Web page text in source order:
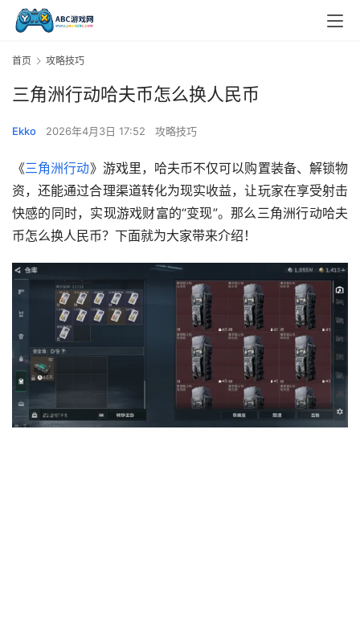
首页 攻略技巧
三角洲行动哈夫币怎么换人民币
Ekko 2026年4月3日 17:52 攻略技巧
《三角洲行动》游戏里，哈夫币不仅可以购置装备、解锁物
资，还能通过合理渠道转化为现实收益，让玩家在享受射击
快感的同时，实现游戏财富的“变现”。那么三角洲行动哈夫
币怎么换人民币？下面就为大家带来介绍！